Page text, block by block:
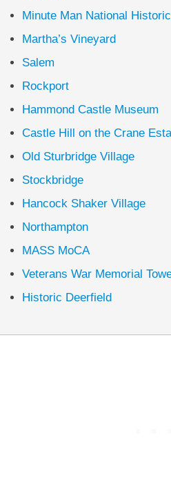
Minute Man National
Martha’s Vineyard
Salem
Rockport
Hammond Castle Museum
Castle Hill on the Crane
Old Sturbridge Village
Stockbridge
Hancock Shaker Village
Northampton
MASS MoCA
Veterans War Memorial
Historic Deerfield